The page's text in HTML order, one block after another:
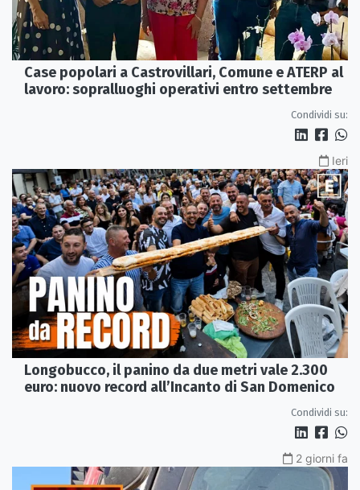
Case popolari a Castrovillari, Comune e ATERP al
lavoro: sopralluoghi operativi entro settembre
Condividi su:
Ieri
Longobucco, il panino da due metri vale 2.300
euro: nuovo record all’Incanto di San Domenico
Condividi su:
2 giorni fa